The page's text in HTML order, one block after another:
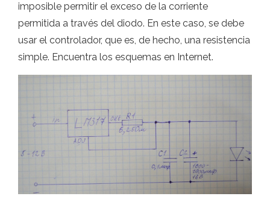
imposible permitir el exceso de la corriente
permitida a través del diodo. En este caso, se debe
usar el controlador, que es, de hecho, una resistencia
simple. Encuentra los esquemas en Internet.